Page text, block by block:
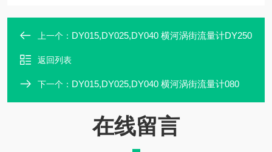
上一个： DY015,DY025,DY040 横河涡街流量计DY250
返回列表
下一个： DY015,DY025,DY040 横河涡街流量计080
在线留言